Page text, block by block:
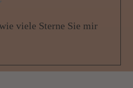
viele Sterne Sie mir